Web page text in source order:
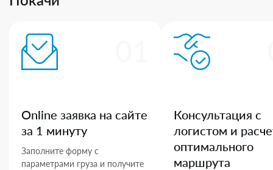
Online заявка на сайте
за 1 минуту
Заполните форму с
параметрами груза и получите
Консультация с
логистом и
оптимального
маршрута